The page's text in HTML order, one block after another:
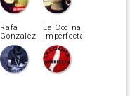
Rafa
Gonzalez
La Cocina
Imperfecta